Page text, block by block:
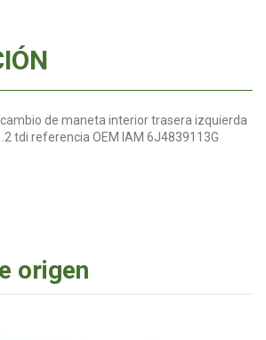
de maneta interior trasera izquierda
tdi referencia OEM IAM 6J4839113G
origen